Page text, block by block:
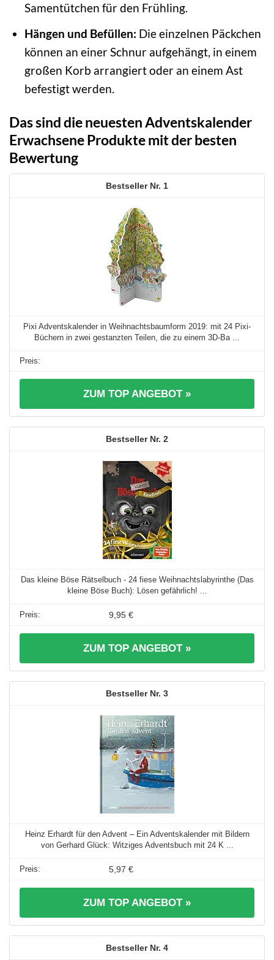
Samentütchen für den Frühling.
Hängen und Befüllen: Die einzelnen Päckchen
können an einer Schnur aufgehängt, in einem
großen Korb arrangiert oder an einem Ast
befestigt werden.
Das sind die neuesten Adventskalender
Erwachsene Produkte mit der besten
Bewertung
1
Pixi Adventskalender in Weihnachtsbaumform 2019: mit 24 Pixi-
Büchern in zwei gestanzten Teilen, die zu einem 3D-Ba ...
ZUM TOP ANGEBOT »
2
Das kleine Böse Rätselbuch - 24 fiese Weihnachtslabyrinthe (Das
kleine Böse Buch): Lösen gefährlich! ...
9,95 €
ZUM TOP ANGEBOT »
3
Heinz Erhardt für den Advent – Ein Adventskalender mit Bildern
von Gerhard Glück: Witziges Adventsbuch mit 24 K ...
5,97 €
ZUM TOP ANGEBOT »
4